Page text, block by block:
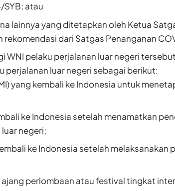
SYB; atau
lainnya yang ditetapkan oleh Ketua
rekomendasi dari Satgas Penanganan
WNI pelaku perjalanan luar negeri
perjalanan luar negeri sebagai berikut:
yang kembali ke Indonesia untuk
ke Indonesia setelah menamatkan
negeri;
ke Indonesia setelah melaksanakan
perlombaan atau festival tingkat